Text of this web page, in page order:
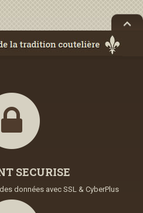
SECURISE
données avec SSL & CyberPlus